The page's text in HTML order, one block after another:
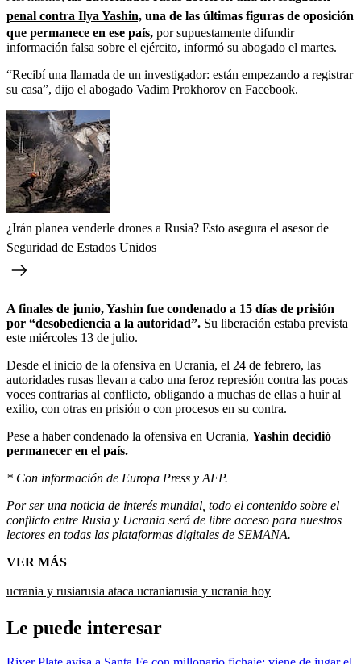
penal contra Ilya Yashin, una de las últimas figuras de oposición
que permanece en ese país, por supuestamente difundir
información falsa sobre el ejército, informó su abogado el martes.
“Recibí una llamada de un investigador: están empezando a registrar
su casa”, dijo el abogado Vadim Prokhorov en Facebook.
¿Irán planea venderle drones a Rusia? Esto asegura el asesor de
Seguridad de Estados Unidos
A finales de junio, Yashin fue condenado a 15 días de prisión
por “desobediencia a la autoridad”. Su liberación estaba prevista
este miércoles 13 de julio.
Desde el inicio de la ofensiva en Ucrania, el 24 de febrero, las
autoridades rusas llevan a cabo una feroz represión contra las pocas
voces contrarias al conflicto, obligando a muchas de ellas a huir al
exilio, con otras en prisión o con procesos en su contra.
Pese a haber condenado la ofensiva en Ucrania, Yashin decidió
permanecer en el país.
* Con información de Europa Press y AFP.
Por ser una noticia de interés mundial, todo el contenido sobre el
conflicto entre Rusia y Ucrania será de libre acceso para nuestros
lectores en todas las plataformas digitales de SEMANA.
VER MÁS
ucrania y rusiarusia ataca ucraniarusia y ucrania hoy
Le puede interesar